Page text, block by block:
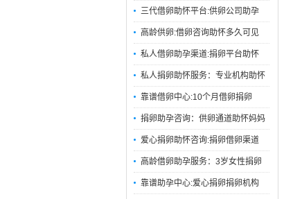
三代借卵助怀平台:供卵公司助孕
高龄供卵:借卵咨询助怀多久可见
私人借卵助孕渠道:捐卵平台助怀
私人捐卵助怀服务：专业机构助怀
靠谱借卵中心:10个月借卵捐卵
捐卵助孕咨询：供卵通道助怀妈妈
爱心捐卵助怀咨询:捐卵借卵渠道
高龄借卵助孕服务：3岁女性捐卵
靠谱助孕中心:爱心捐卵捐卵机构